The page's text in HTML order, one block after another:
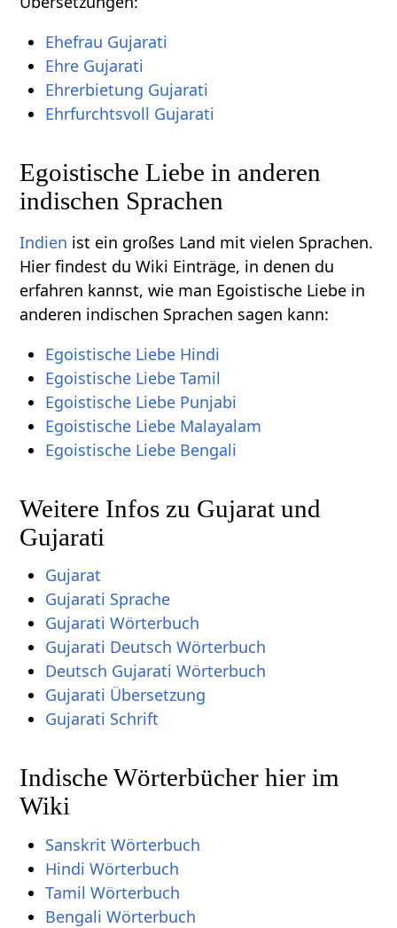
Ehefrau Gujarati
Ehre Gujarati
Ehrerbietung Gujarati
Ehrfurchtsvoll Gujarati
Egoistische Liebe in anderen
indischen Sprachen
Indien ist ein großes Land mit vielen Sprachen.
Hier findest du Wiki Einträge, in denen du
erfahren kannst, wie man Egoistische Liebe in
anderen indischen Sprachen sagen kann:
Egoistische Liebe Hindi
Egoistische Liebe Tamil
Egoistische Liebe Punjabi
Egoistische Liebe Malayalam
Egoistische Liebe Bengali
Weitere Infos zu Gujarat und
Gujarati
Gujarat
Gujarati Sprache
Gujarati Wörterbuch
Gujarati Deutsch Wörterbuch
Deutsch Gujarati Wörterbuch
Gujarati Übersetzung
Gujarati Schrift
Indische Wörterbücher hier im
Wiki
Sanskrit Wörterbuch
Hindi Wörterbuch
Tamil Wörterbuch
Bengali Wörterbuch